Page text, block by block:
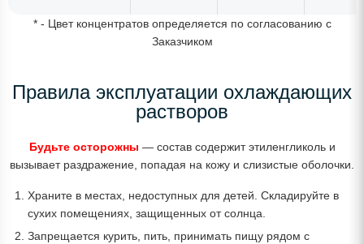
* - Цвет концентратов определяется по согласованию с
Заказчиком
Правила эксплуатации охлаждающих
растворов
Будьте осторожны — состав содержит этиленгликоль и
вызывает раздражение, попадая на кожу и слизистые оболочки.
Храните в местах, недоступных для детей. Складируйте в
сухих помещениях, защищенных от солнца.
Запрещается курить, пить, принимать пищу рядом с